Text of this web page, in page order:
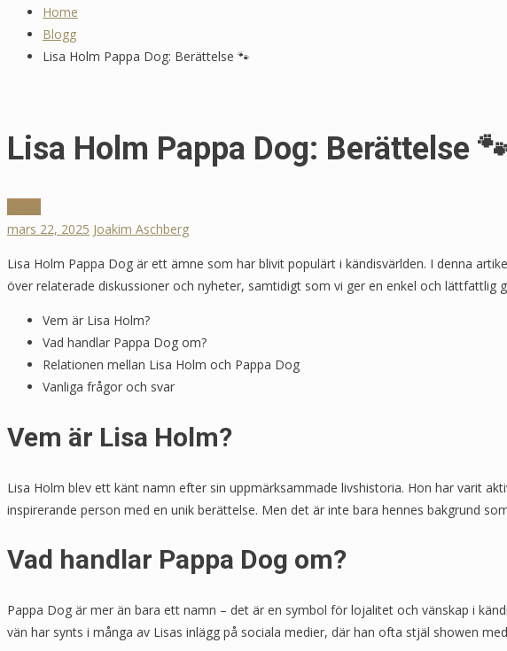
Home
Blogg
Lisa Holm Pappa Dog: Berättelse 🐾
Lisa Holm Pappa Dog: Berättelse
mars 22, 2025 Joakim Aschberg
Lisa Holm Pappa Dog är ett ämne som har blivit populärt i kändisvärlden. I denna
över relaterade diskussioner och nyheter, samtidigt som vi ger en enkel och
Vem är Lisa Holm?
Vad handlar Pappa Dog om?
Relationen mellan Lisa Holm och Pappa Dog
Vanliga frågor och svar
Vem är Lisa Holm?
Lisa Holm blev ett känt namn efter sin uppmärksammade livshistoria. Hon har varit
inspirerande person med en unik berättelse. Men det är inte bara hennes bakgrund
Vad handlar Pappa Dog om?
Pappa Dog är mer än bara ett namn – det är en symbol för lojalitet och vänskap i
vän har synts i många av Lisas inlägg på sociala medier, där han ofta stjäl showen